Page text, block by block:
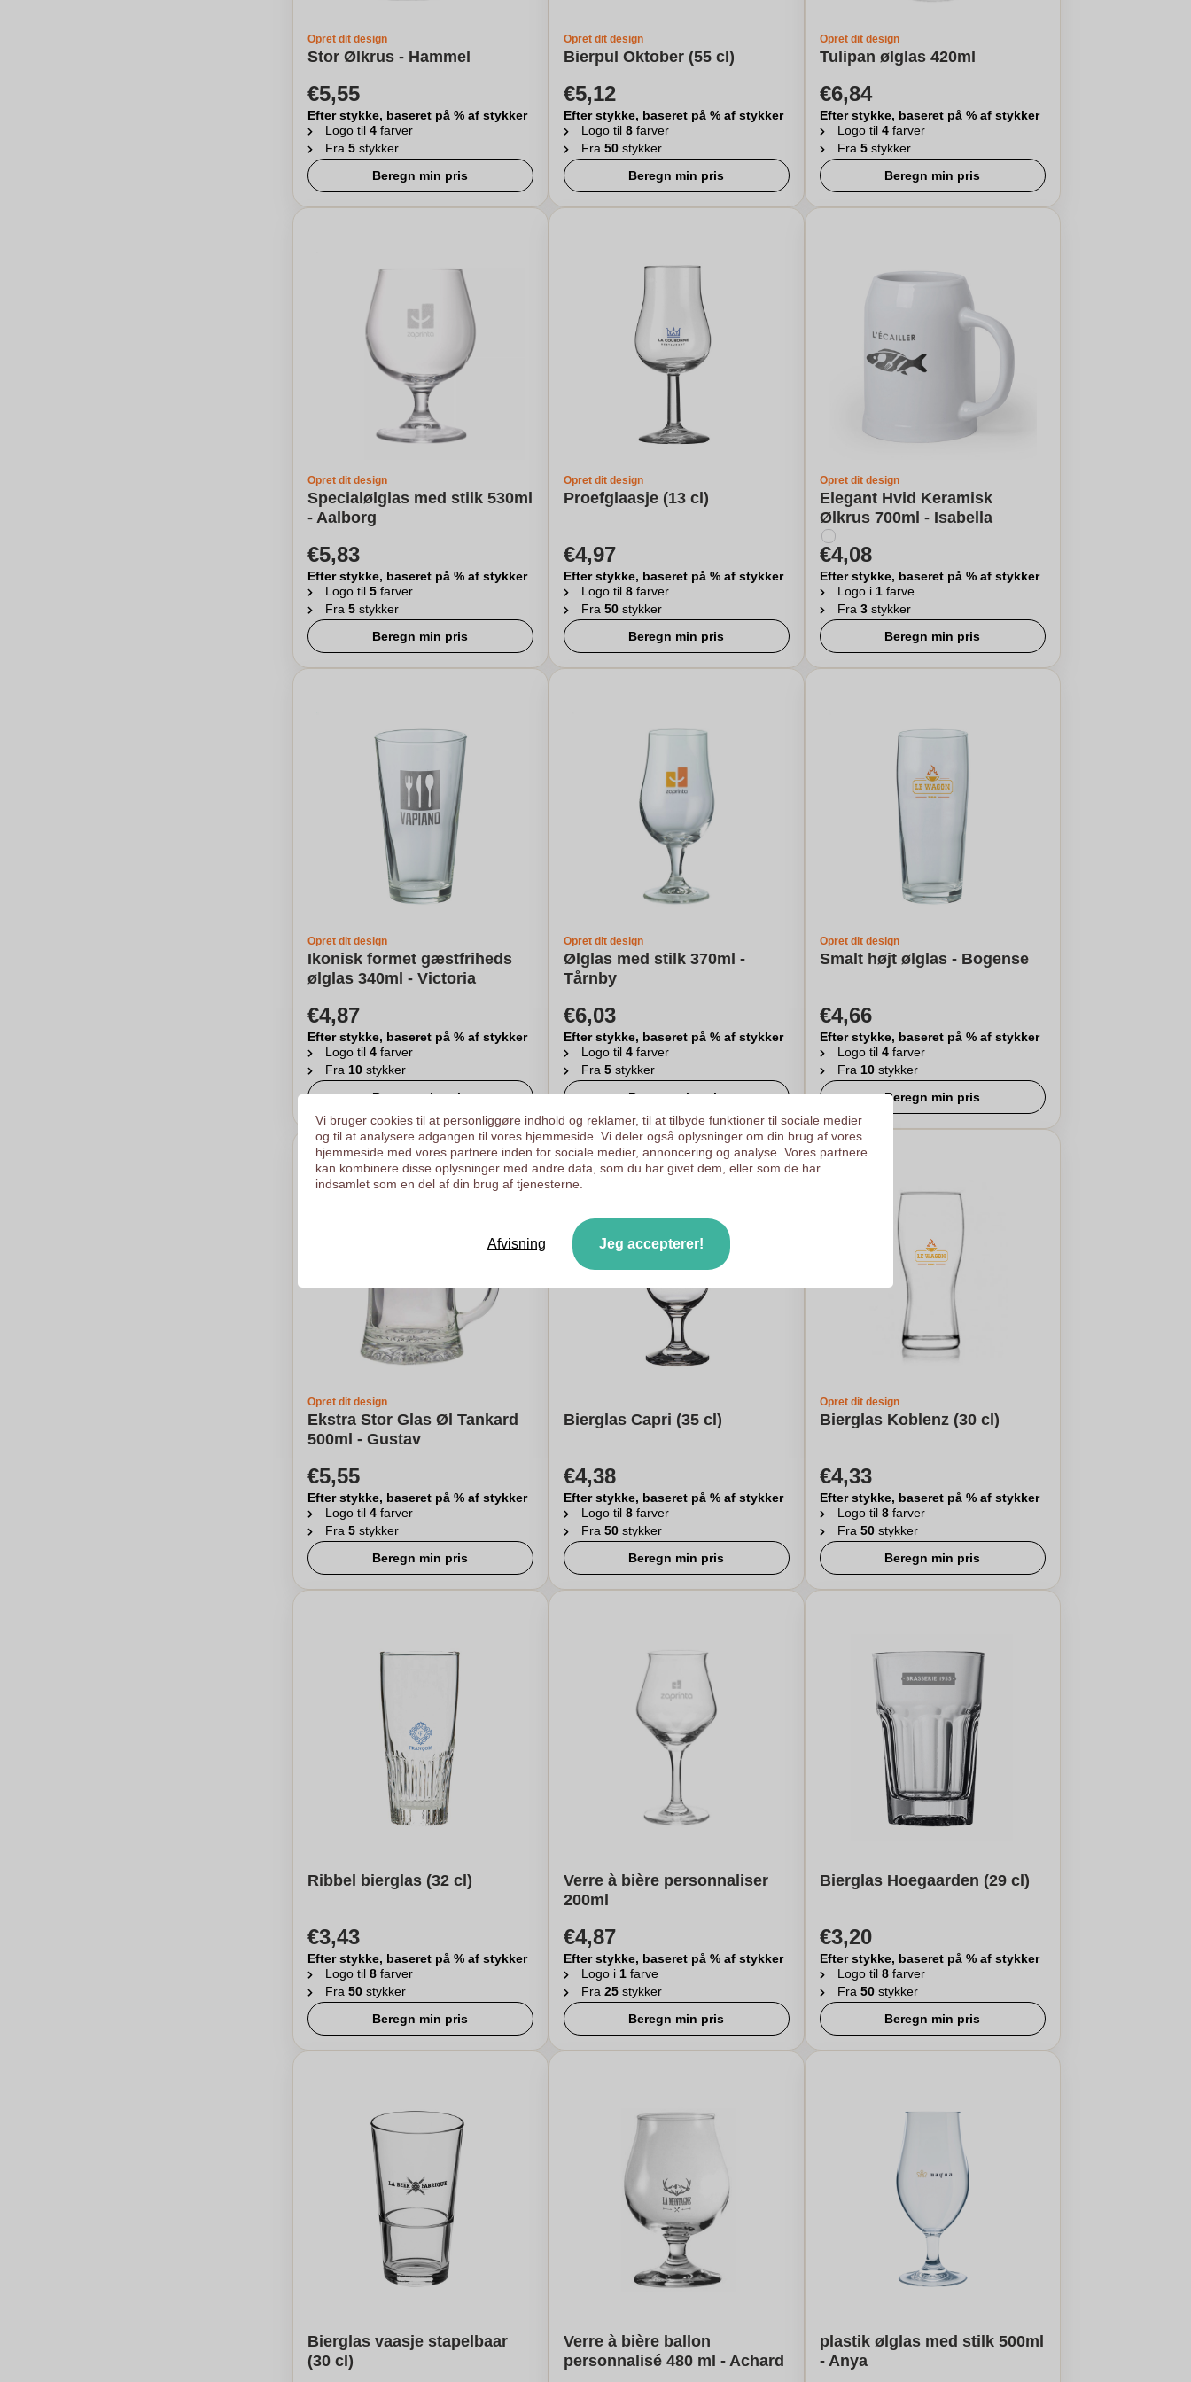
Opret dit design
Stor Ølkrus - Hammel
€5,55
Efter stykke, baseret på % af stykker
Logo til 4 farver
Fra 5 stykker
Beregn min pris
Opret dit design
Bierpul Oktober (55 cl)
€5,12
Efter stykke, baseret på % af stykker
Logo til 8 farver
Fra 50 stykker
Beregn min pris
Opret dit design
Tulipan ølglas 420ml
€6,84
Efter stykke, baseret på % af stykker
Logo til 4 farver
Fra 5 stykker
Beregn min pris
Opret dit design
Specialølglas med stilk 530ml
- Aalborg
€5,83
Efter stykke, baseret på % af stykker
Logo til 5 farver
Fra 5 stykker
Beregn min pris
Opret dit design
Proefglaasje (13 cl)
€4,97
Efter stykke, baseret på % af stykker
Logo til 8 farver
Fra 50 stykker
Beregn min pris
Opret dit design
Elegant Hvid Keramisk
Ølkrus 700ml - Isabella
€4,08
Efter stykke, baseret på % af stykker
Logo i 1 farve
Fra 3 stykker
Beregn min pris
Opret dit design
Ikonisk formet gæstfriheds
ølglas 340ml - Victoria
€4,87
Efter stykke, baseret på % af stykker
Logo til 4 farver
Fra 10 stykker
Beregn min pris
Opret dit design
Ølglas med stilk 370ml -
Tårnby
€6,03
Efter stykke, baseret på % af stykker
Logo til 4 farver
Fra 5 stykker
Beregn min pris
Opret dit design
Smalt højt ølglas - Bogense
€4,66
Efter stykke, baseret på % af stykker
Logo til 4 farver
Fra 10 stykker
Beregn min pris
Opret dit design
Ekstra Stor Glas Øl Tankard
500ml - Gustav
€5,55
Efter stykke, baseret på % af stykker
Logo til 4 farver
Fra 5 stykker
Beregn min pris
Bierglas Capri (35 cl)
€4,38
Efter stykke, baseret på % af stykker
Logo til 8 farver
Fra 50 stykker
Beregn min pris
Opret dit design
Bierglas Koblenz (30 cl)
€4,33
Efter stykke, baseret på % af stykker
Logo til 8 farver
Fra 50 stykker
Beregn min pris
Ribbel bierglas (32 cl)
€3,43
Efter stykke, baseret på % af stykker
Logo til 8 farver
Fra 50 stykker
Beregn min pris
Verre à bière personnaliser
200ml
€4,87
Efter stykke, baseret på % af stykker
Logo i 1 farve
Fra 25 stykker
Beregn min pris
Bierglas Hoegaarden (29 cl)
€3,20
Efter stykke, baseret på % af stykker
Logo til 8 farver
Fra 50 stykker
Beregn min pris
Bierglas vaasje stapelbaar
(30 cl)
Verre à bière ballon
personnalisé 480 ml - Achard
plastik ølglas med stilk 500ml
- Anya
Vi bruger cookies til at personliggøre indhold og reklamer, til at tilbyde funktioner til sociale medier
og til at analysere adgangen til vores hjemmeside. Vi deler også oplysninger om din brug af vores
hjemmeside med vores partnere inden for sociale medier, annoncering og analyse. Vores partnere
kan kombinere disse oplysninger med andre data, som du har givet dem, eller som de har
indsamlet som en del af din brug af tjenesterne.
Afvisning Jeg accepterer!